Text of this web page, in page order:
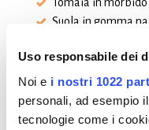
Uso responsabile dei
Noi e i nostri 1022
personali, ad esempio
tecnologie come i
Suola in gomma